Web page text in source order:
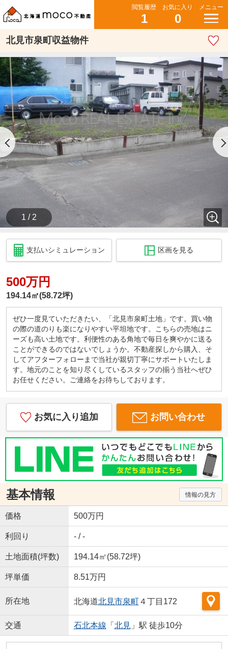
閲覧履歴
1
お気に入り
0
メニュー
北見市泉町収益物件
1 / 2
支払いシミュレーション 区画を見る
500万円
194.14㎡(58.72坪)
ぜひ一度見ていただきたい、「北見市泉町土地」です。買い物
の際の道のりも楽になりやすい平坦地です。こちらの売地はニ
ーズも高い土地です。利便性のある角地で毎日を爽やかに送る
ことができるのではないでしょうか。不動産探しから購入、そ
してアフターフォローまで当社が親切丁寧にサポートいたしま
す。地元のことを知り尽くしているスタッフの揃う当社へぜひ
お任せください。ご連絡をお待ちしております。
お気に入り追加 お問い合わせ
基本情報 情報の見方
価格 500万円
利回り - / -
土地面積(坪数) 194.14㎡(58.72坪)
坪単価 8.51万円
所在地 北海道北見市泉町４丁目172
交通 石北本線 「 北見 」駅 徒歩10分